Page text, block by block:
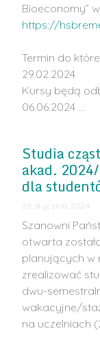
Bioeconomy”
https://
Termin do
29.02.2024
Kursy będą
06.06.2024 …
Studia
akad.
dla
29 stycznia 2024
Szanowni
otwarta
planujących w
zrealizować
dwu-
wakacyjne/
na uczelniach